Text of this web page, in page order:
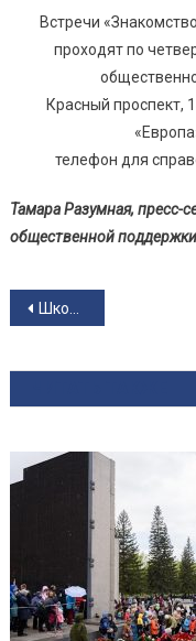
Встречи
проходят по
Красный проспект,
телефон для
Тамара Разумная, пресс-
общественной поддержки
Школа «Сибирское долголетие». Зрение – одно из главных условий активного долголетия.